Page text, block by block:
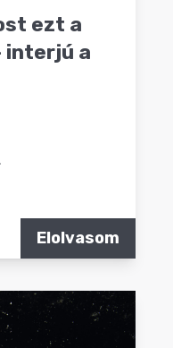
ezt a
interjú a
Elolvasom